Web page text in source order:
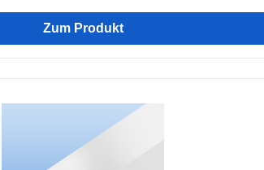
Zum Produkt